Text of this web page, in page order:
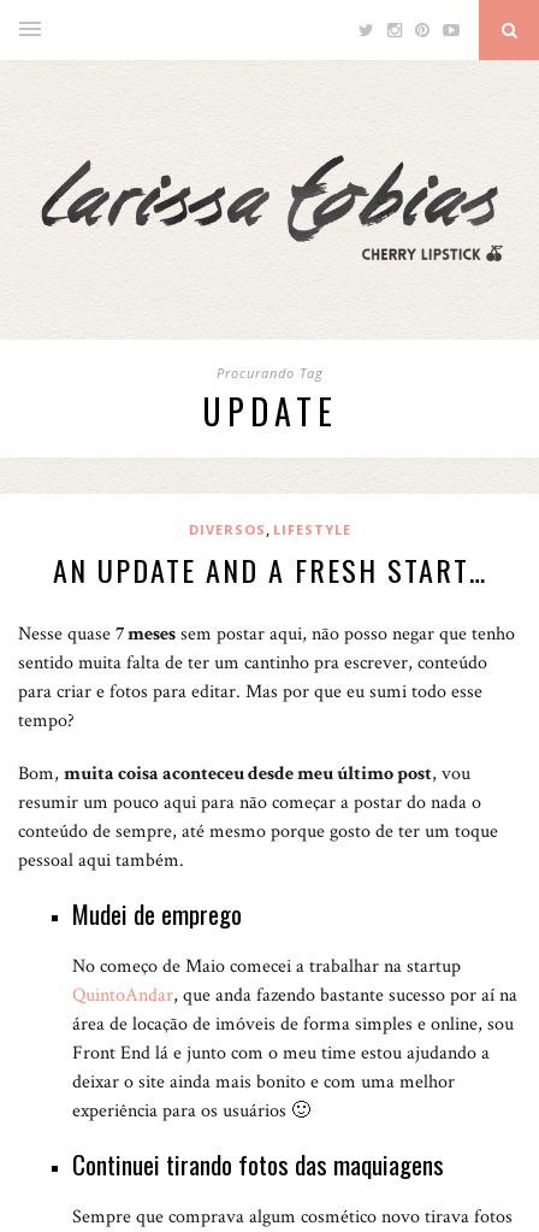
Procurando Tag
UPDATE
DIVERSOS , LIFESTYLE
AN UPDATE AND A FRESH START…
Nesse quase7 mesessem postar aqui, não posso negar que tenho
sentido muita falta de ter um cantinho pra escrever, conteúdo
para criar e fotos para editar. Mas por que eu sumi todo esse
tempo?
Bom, muita coisa aconteceu desde meu último post, vou
resumir um pouco aqui para não começar a postar do nada o
conteúdo de sempre, até mesmo porque gosto de ter um toque
pessoal aqui também.
Mudei de emprego
No começo de Maio comecei a trabalhar na startup
QuintoAndar, que anda fazendo bastante sucesso por aí na
área de locação de imóveis de forma simples e online, sou
Front End lá e junto com o meu time estou ajudando a
deixar o site ainda mais bonito e com uma melhor
experiência para os usuários 🙂
Continuei tirando fotos das maquiagens
Sempre que comprava algum cosmético novo tirava fotos